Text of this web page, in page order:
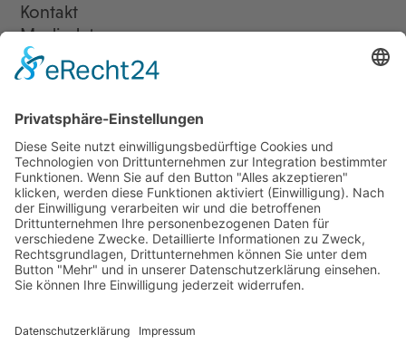
Kontakt
Mediadaten
Newsletter
LogIn
Legal
Impressum
Datenschutzerklärung
Cookie-Einstellungen